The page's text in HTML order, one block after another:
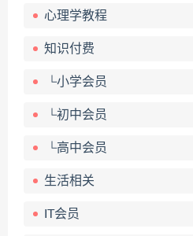
心理学教程
知识付费
└小学会员
└初中会员
└高中会员
生活相关
IT会员